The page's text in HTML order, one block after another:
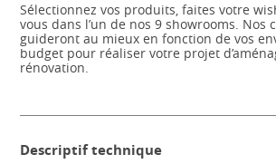
Sélectionnez vos produits, faites votre
vous dans l’un de nos 9 showrooms. Nos
guideront au mieux en fonction de vos
budget pour réaliser votre projet
rénovation.
Descriptif technique